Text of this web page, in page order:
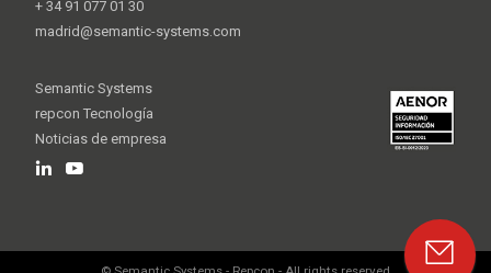
+ 34 91 077 01 30
madrid@semantic-systems.com
Semantic Systems
repcon Tecnología
Noticias de empresa